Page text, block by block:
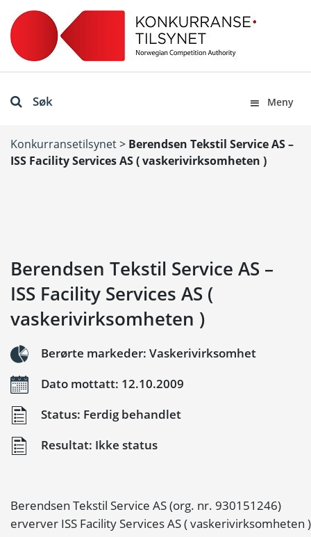
Søk Meny
Konkurransetilsynet> Berendsen Tekstil Service AS –
ISS Facility Services AS ( vaskerivirksomheten )
Berendsen Tekstil Service AS –
ISS Facility Services AS (
vaskerivirksomheten )
Berørte markeder: Vaskerivirksomhet
Dato mottatt: 12.10.2009
Status: Ferdig behandlet
Resultat: Ikke status
Berendsen Tekstil Service AS (org. nr. 930151246)
erverver ISS Facility Services AS ( vaskerivirksomheten )